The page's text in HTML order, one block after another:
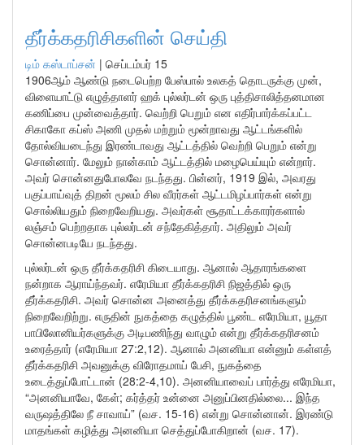
தீர்க்கதரிசிகளின் செய்தி
டிம் கஸ்டாப்சன் | செப்டம்பர் 15
1906ஆம் ஆண்டு நடைபெற்ற பேஸ்பால் உலகத் தொடருக்கு முன்,
விளையாட்டு எழுத்தாளர் ஹக் புல்லர்டன் ஒரு புத்திசாலித்தனமான
கணிப்பை முன்வைத்தார். வெற்றி பெறும் என எதிர்பார்க்கப்பட்ட
சிகாகோ கப்ஸ் அணி முதல் மற்றும் மூன்றாவது ஆட்டங்களில்
தோல்வியடைந்து இரண்டாவது ஆட்டத்தில் வெற்றி பெறும் என்று
சொன்னார். மேலும் நான்காம் ஆட்டத்தில் மழைபெய்யும் என்றார்.
அவர் சொன்னதுபோலவே நடந்தது. பின்னர், 1919 இல், அவரது
பகுப்பாய்வுத் திறன் மூலம் சில வீரர்கள் ஆட்டமிழப்பார்கள் என்று
சொல்லியதும் நிறைவேறியது. அவர்கள் சூதாட்டக்காரர்களால்
லஞ்சம் பெற்றதாக புல்லர்டன் சந்தேகித்தார். அதிலும் அவர்
சொன்னபடியே நடந்தது.
புல்லர்டன் ஒரு தீர்க்கதரிசி கிடையாது. ஆனால் ஆதாரங்களை
நன்றாக ஆராய்ந்தவர். எரேமியா தீர்க்கதரிசி நிஜத்தில் ஒரு
தீர்க்கதரிசி. அவர் சொன்ன அனைத்து தீர்க்கதரிசனங்களும்
நிறைவேறிற்று. எருதின் நுகத்தை கழுத்தில் பூண்ட எரேமியா, யூதா
பாபிலோனியர்களுக்கு அடிபணிந்து வாழும் என்று தீர்க்கதரிசனம்
உரைத்தார் (எரேமியா 27:2,12). ஆனால் அனனியா என்னும் கள்ளத்
தீர்க்கதரிசி அவனுக்கு விரோதமாய் பேசி, நுகத்தை
உடைத்துப்போட்டான் (28:2-4,10). அனனியாவைப் பார்த்து எரேமியா,
“அனனியாவே, கேள்; கர்த்தர் உன்னை அனுப்பினதில்லை... இந்த
வருஷத்திலே நீ சாவாய்” (வச. 15-16) என்று சொன்னான். இரண்டு
மாதங்கள் கழித்து அனனியா செத்துப்போகிறான் (வச. 17).